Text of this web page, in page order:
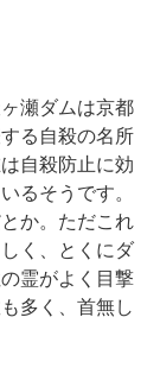
瀬ダムは京都
る自殺の名所
自殺防止に効
るそうです。
か。ただこれ
く、とくにダ
霊がよく目撃
多く、首無し